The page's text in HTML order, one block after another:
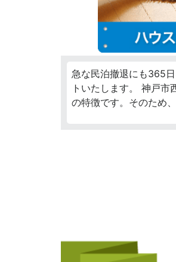
急な民泊撤退にも365
トいたします。 神戸
の特徴です。そのため